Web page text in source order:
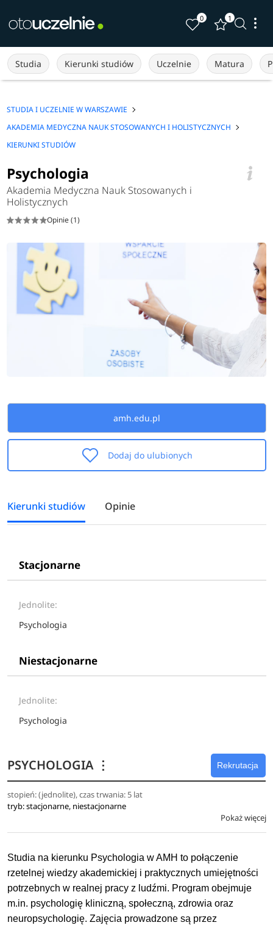
0 1
Studia Kierunki studiów Uczelnie Matura
STUDIA I UCZELNIE W WARSZAWIE
AKADEMIA MEDYCZNA NAUK STOSOWANYCH I HOLISTYCZNYCH
KIERUNKI STUDIÓW
Psychologia
Akademia Medyczna Nauk Stosowanych i
Holistycznych
Opinie (1)
PSYCHOLOGIA ⋮ Rekrutacja
stopień: (jednolite), czas trwania: 5 lat
tryb: stacjonarne, niestacjonarne
Pokaż więcej
Studia na kierunku Psychologia w AMH to połączenie
rzetelnej wiedzy akademickiej i praktycznych umiejętności
potrzebnych w realnej pracy z ludźmi. Program obejmuje
m.in. psychologię kliniczną, społeczną, zdrowia oraz
neuropsychologię. Zajęcia prowadzone są przez
amh.edu.pl
Dodaj do ulubionych
Kierunki studiów Opinie
Stacjonarne
Jednolite:
Psychologia
Niestacjonarne
Jednolite:
Psychologia